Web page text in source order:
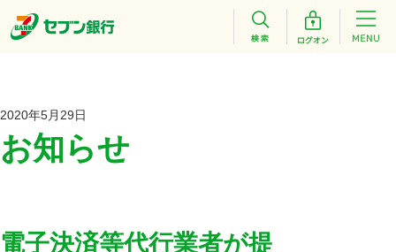
2020年5月29日
お知らせ
電子決済等代行業者が提